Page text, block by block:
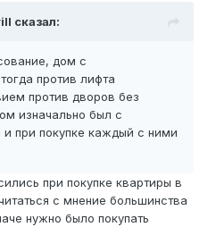
сказал:
дом с
против лифта
против дворов без
изначально был с
при покупке каждый с ними
при покупке квартиры в
с мнение большинства
нужно было покупать